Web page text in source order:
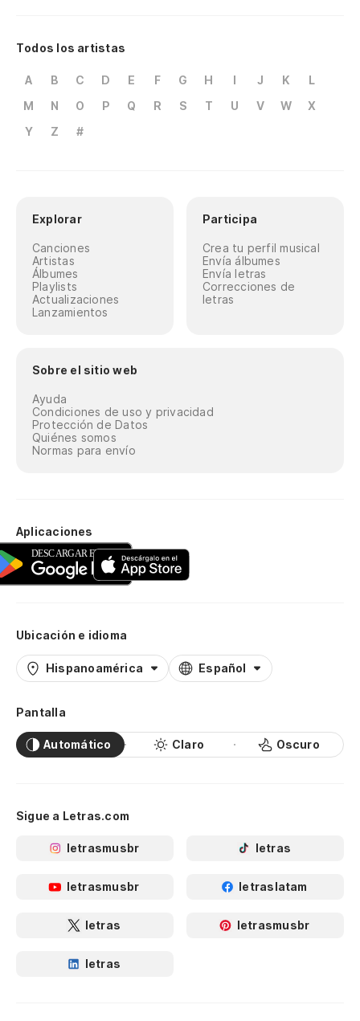
Todos los artistas
A B C D E F G H I J K
L
M
N O P Q R S T U V W
X
Y
Z #
Explorar
Canciones
Artistas
Álbumes
Playlists
Actualizaciones
Lanzamientos
Participa
Crea tu perfil musical
Envía álbumes
Envía letras
Correcciones de
letras
Sobre el sitio web
Ayuda
Condiciones de uso y privacidad
Protección de Datos
Quiénes somos
Normas para envío
Aplicaciones
Ubicación e idioma
Hispanoamérica Español
Pantalla
Automático Claro Oscuro
Sigue a Letras.com
letrasmusbr letras
letrasmusbr letraslatam
letras letrasmusbr
letras